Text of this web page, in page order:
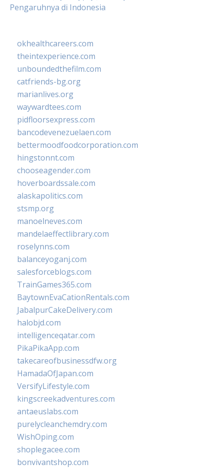
Pengaruhnya di Indonesia
okhealthcareers.com
theintexperience.com
unboundedthefilm.com
catfriends-bg.org
marianlives.org
waywardtees.com
pidfloorsexpress.com
bancodevenezuelaen.com
bettermoodfoodcorporation.com
hingstonnt.com
chooseagender.com
hoverboardssale.com
alaskapolitics.com
stsmp.org
manoelneves.com
mandelaeffectlibrary.com
roselynns.com
balanceyoganj.com
salesforceblogs.com
TrainGames365.com
BaytownEvaCationRentals.com
JabalpurCakeDelivery.com
halobjd.com
intelligenceqatar.com
PikaPikaApp.com
takecareofbusinessdfw.org
HamadaOfJapan.com
VersifyLifestyle.com
kingscreekadventures.com
antaeuslabs.com
purelycleanchemdry.com
WishOping.com
shoplegacee.com
bonvivantshop.com